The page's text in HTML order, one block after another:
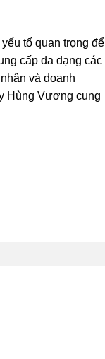
tố quan trọng để
cấp đa dạng các
và doanh
Hùng Vương cung